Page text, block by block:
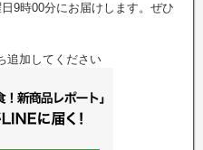
9時00分にお届けします。ぜひ
追加してください